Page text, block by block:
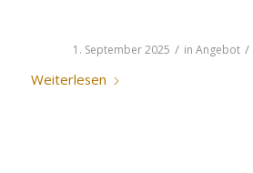
1. September 2025 / in Angebot /
Weiterlesen